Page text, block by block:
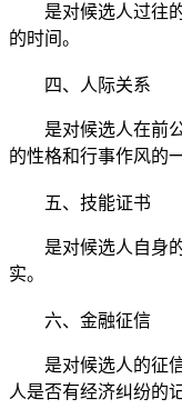
是对候选人过往
的时间。
四、 人际关系
是对候选人在前
的性格和行事作风的
五、 技能证书
是对候选人自身
实。
六、 金融征信
是对候选人的征
人是否有经济纠纷的